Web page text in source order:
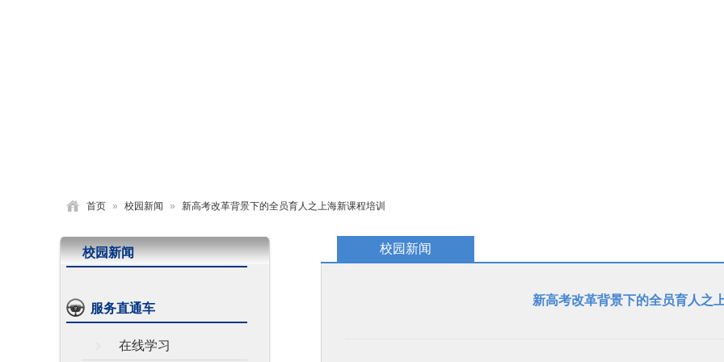
首页 » 校园新闻 » 新高考改革背景下的全员育人之上海新课程培训
校园新闻
服务直通车
在线学习
校园新闻
新高考改革背景下的全员育人之